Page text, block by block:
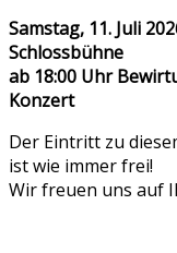
Samstag, 11. Juli
Schlossbühne
ab 18:00 Uhr
Konzert
Der Eintritt zu
ist wie immer frei!
Wir freuen uns auf